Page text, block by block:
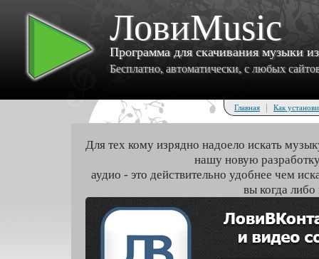
ЛовиMusic
Программа для скачивания музыки
Бесплатно, автоматически, с любых
Главная | Как
Для тех кому изрядно надоело искать
нашу новую
аудио - это действительно удобнее чем
вы когда либо